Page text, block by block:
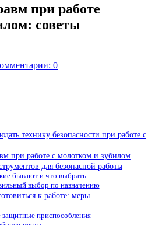
при работе
советы
0
технику безопасности при работе с
при работе с молотком и зубилом
для безопасной работы
бывают и что выбрать
выбор по назначению
к работе: меры
защитные приспособления